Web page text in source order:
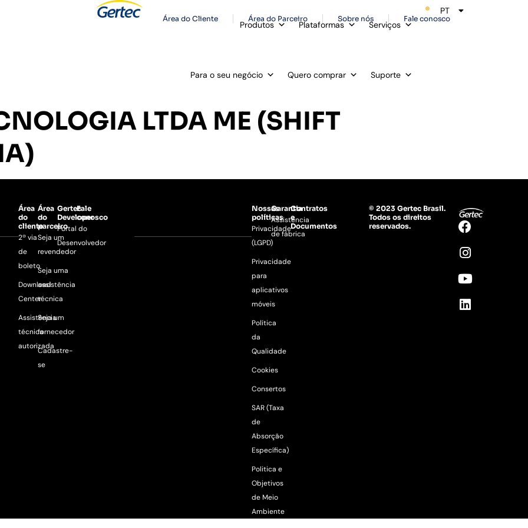
Área do Cliente Área do Parceiro Sobre nós Fale conosco
Produtos Plataformas Serviços
Para o seu negócio Quero comprar Suporte
PT
ES
LTDA ME (SHIFT
Área
do
cliente
2ª via
de
boleto
Download
Center
Assistência
técnica
autorizada
Área
do
parceiro
Seja um
revendedor
Seja uma
assistência
técnica
Seja um
fornecedor
Cadastre-
se
Gertec
Developer
Portal do
Desenvolvedor
Fale
conosco
Nossas
políticas
Privacidade
(LGPD)
Privacidade
para
aplicativos
móveis
Política
da
Qualidade
Cookies
Consertos
SAR (Taxa
de
Absorção
Específica)
Politica e
Objetivos
de Meio
Ambiente
Garantia
Assistência
de fábrica
Contratos
e
Documentos
© 2023 Gertec Brasil.
Todos os direitos
reservados.